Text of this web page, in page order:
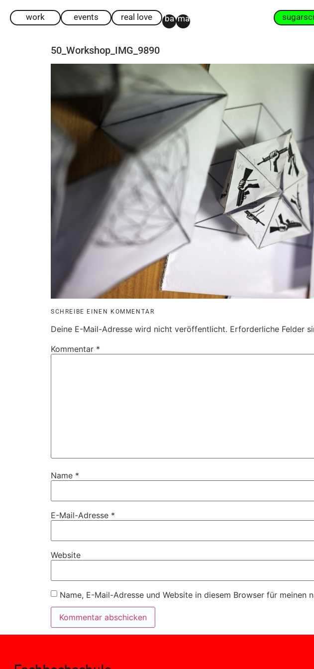
work events real love ba ma
50_Workshop_IMG_9890
SCHREIBE EINEN KOMMENTAR
Deine E-Mail-Adresse wird nicht veröffentlicht. Erforderliche Felder
Kommentar *
Name *
E-Mail-Adresse *
Website
Name, E-Mail-Adresse und Website in diesem Browser für meinen